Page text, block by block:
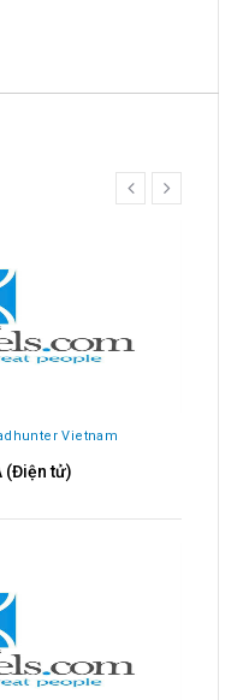
Vietnam
tử)
prev